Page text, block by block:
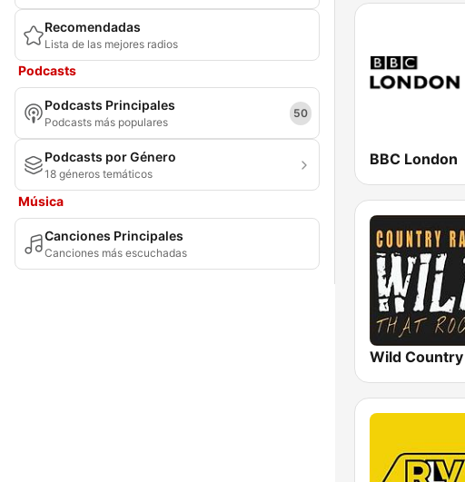
Recomendadas
Lista de las mejores radios
Podcasts
Podcasts Principales
Podcasts más populares
50
Podcasts por Género
18 géneros temáticos
Música
Canciones Principales
Canciones más escuchadas
BBC London